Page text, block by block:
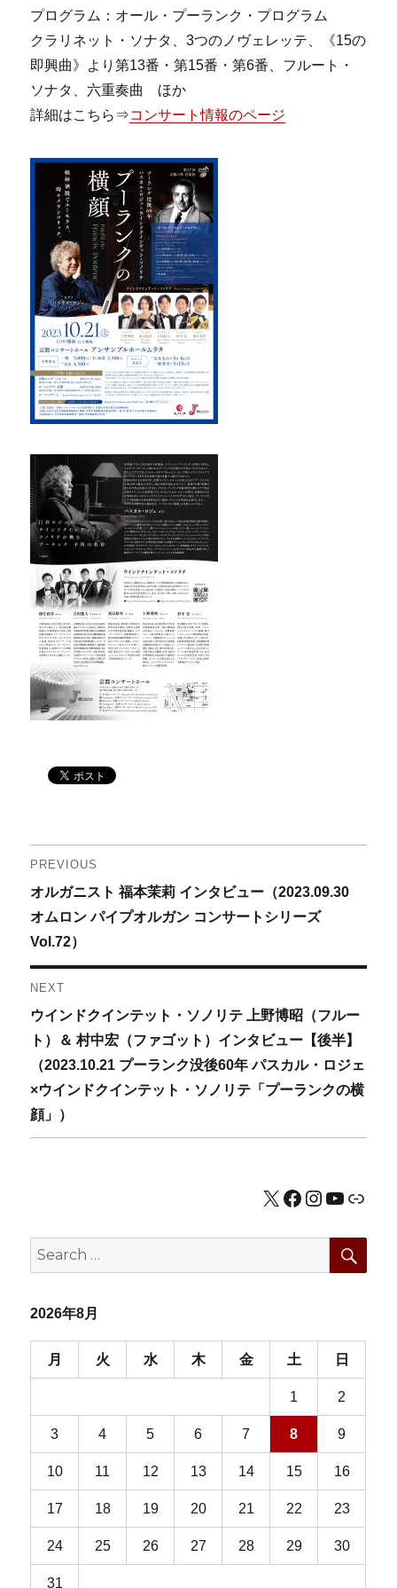
プログラム：オール・プーランク・プログラム
クラリネット・ソナタ、3つのノヴェレッテ、《15の
即興曲》より第13番・第15番・第6番、フルート・
ソナタ、六重奏曲 ほか
詳細はこちら⇒コンサート情報のページ
投
稿
ナ
ビ
ゲ
ー
シ
ョ
PREVIOUS
Previous
post:
オルガニスト 福本茉莉 インタビュー（2023.09.30
オムロン パイプオルガン コンサートシリーズ
Vol.72）
NEXT
Next
post:
ウインドクインテット・ソノリテ 上野博昭（フルー
ト）＆ 村中宏（ファゴット）インタビュー【後半】
（2023.10.21 プーランク没後60年 パスカル・ロジェ
×ウインドクインテット・ソノリテ「プーランクの横
顔」）
X Facebook
Instagram
公式HP
Search
for:
2026年8月
月 火 水 木 金 土 日
1 2
3 4 5 6 7 8 9
10 11 12 13 14 15 16
17 18 19 20 21 22 23
24 25 26 27 28 29 30
31